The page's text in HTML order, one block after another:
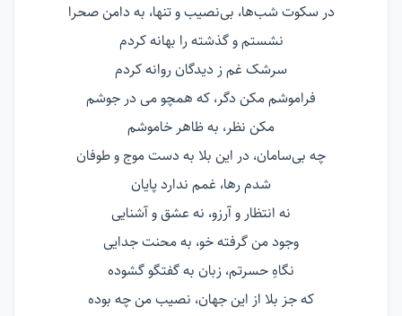
در سکوت شب‌ها، بی‌نصیب و تنها، به دامن صحرا
نشستم و گذشته را بهانه کردم
سرشک غم ز دیدگان روانه کردم
فراموشم مکن دگر، که همچو می در جوشم
مکن نظر، به ظاهر خاموشم
چه بی‌سامان، در این بلا به دست موج و طوفان
شدم رها، غمم ندارد پایان
نه انتظار و آرزو، نه عشق و آشنایی
وجود من گرفته خو، به محنت جدایی
نگاهِ حسرتم، زبان به گفتگو گشوده
که جز بلا از این جهان، نصیب من چه بوده